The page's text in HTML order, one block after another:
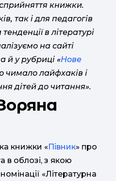
сприйняття книжки.
так і для педагогів
в літературі
на сайті
й у рубриці «Нове
чимало лайфхаків і
дітей до читання».
книжки «Півник» про
в облозі, з якою
«Літературна